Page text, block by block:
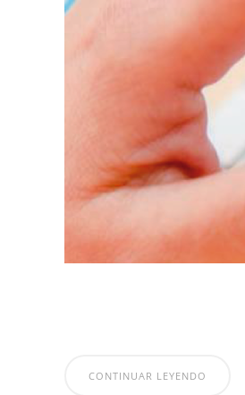
CONTINUAR LEYENDO